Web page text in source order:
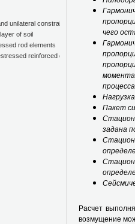
unilateral constraints
of soil
rod elements
reinforced concrete
чего
Пакет
задана
Расчет
возмущение